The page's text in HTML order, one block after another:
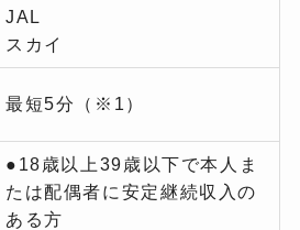
JAL
スカイ
最短5分（※1）
●18歳以上39歳以下で本人ま
たは配偶者に安定継続収入の
ある方